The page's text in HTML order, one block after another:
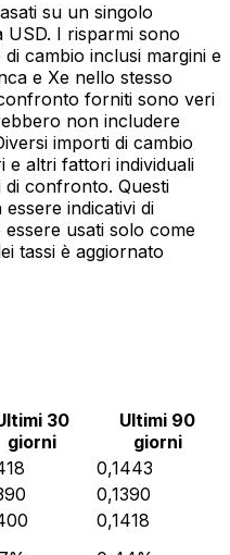
su un singolo
USD. I risparmi sono
cambio inclusi margini e
e Xe nello stesso
forniti sono veri
non includere
importi di cambio
e altri fattori individuali
confronto. Questi
indicativi di
usati solo come
tassi è aggiornato
30
giorni
Ultimi 90
giorni
0,1443
0,1390
0,1418